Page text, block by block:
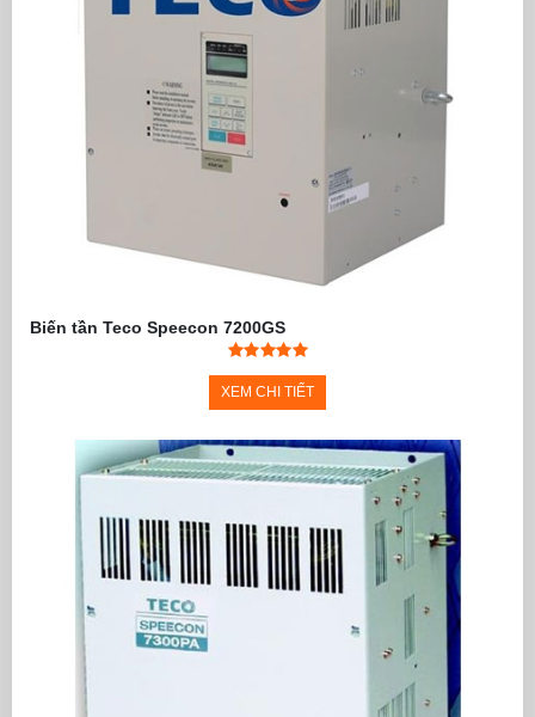
Biến tần Teco Speecon 7200GS
XEM CHI TIẾT